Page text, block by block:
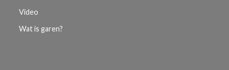
Video
Wat is garen?